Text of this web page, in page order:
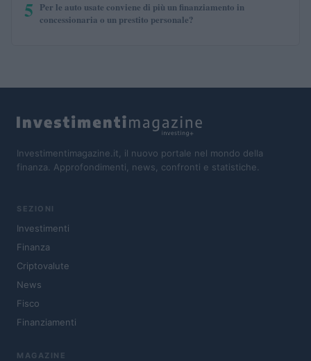
5 Per le auto usate conviene di più un finanziamento in
concessionaria o un prestito personale?
Investimentimagazine.it, il nuovo portale nel mondo della
finanza. Approfondimenti, news, confronti e statistiche.
SEZIONI
Investimenti
Finanza
Criptovalute
News
Fisco
Finanziamenti
MAGAZINE